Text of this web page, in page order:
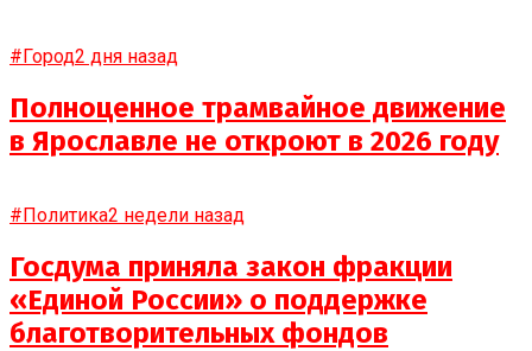
#Город2 дня назад
Полноценное трамвайное движение
в Ярославле не откроют в 2026 году
#Политика2 недели назад
Госдума приняла закон фракции
«Единой России» о поддержке
благотворительных фондов